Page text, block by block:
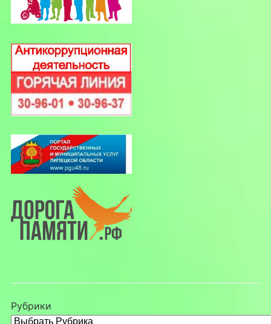
Рубрики